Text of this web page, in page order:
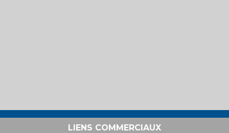
LIENS COMMERCIAUX